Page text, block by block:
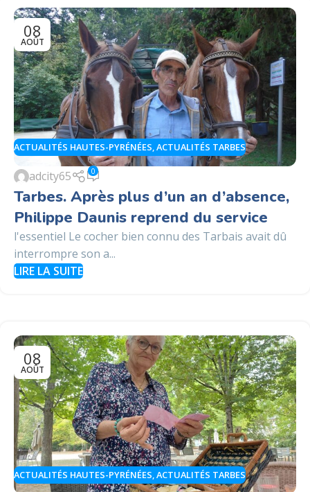
08
AOÛT
ACTUALITÉS HAUTES-PYRÉNÉES,ACTUALITÉS TARBES
adcity65 0
Tarbes. Après plus d’un an d’absence,
Philippe Daunis reprend du service
l'essentiel Le cocher bien connu des Tarbais avait dû
interrompre son a...
LIRE LA SUITE
08
AOÛT
ACTUALITÉS HAUTES-PYRÉNÉES,ACTUALITÉS TARBES